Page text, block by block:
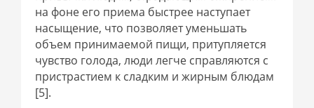
на фоне его приема быстрее наступает
насыщение, что позволяет уменьшать
объем принимаемой пищи, притупляется
чувство голода, люди легче справляются с
пристрастием к сладким и жирным блюдам
[5].